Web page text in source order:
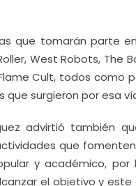
que tomarán parte
West Robots, The
Cult, todos como
que surgieron por esa
advirtió también
que
y académico,
el objetivo y